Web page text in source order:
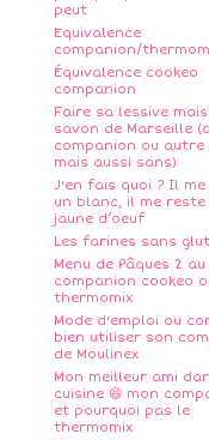
peut
Equivalence
companion/
Équivalence cookeo
companion
Faire sa lessive
savon de Marseille
companion ou
mais aussi sans)
J'en fais quoi ? Il
un blanc, il me reste
jaune d’oeuf
Les farines sans
Menu de Pâques 2 au
companion cookeo
thermomix
Mode d'emploi ou
bien utiliser son
de Moulinex
Mon meilleur ami
cuisine 😆 mon
et pourquoi pas le
thermomix